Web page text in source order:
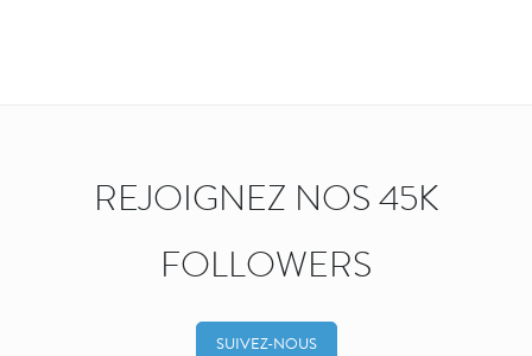
REJOIGNEZ NOS 45K
FOLLOWERS
SUIVEZ-NOUS